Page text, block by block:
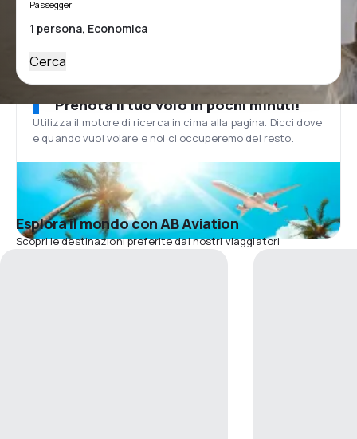
Passeggeri
Cerca
Prenota il tuo volo in pochi minuti!
Utilizza il motore di ricerca in cima alla pagina. Dicci dove
e quando vuoi volare e noi ci occuperemo del resto.
Esplora il mondo con AB Aviation
Scopri le destinazioni preferite dai nostri viaggiatori